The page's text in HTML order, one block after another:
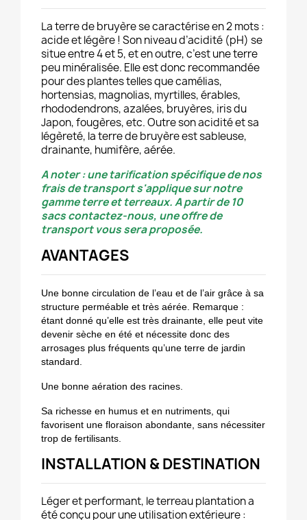
La terre de bruyère se caractérise en 2 mots :
acide et légère ! Son niveau d’acidité (pH) se
situe entre 4 et 5, et en outre, c’est une terre
peu minéralisée. Elle est donc recommandée
pour des plantes telles que camélias,
hortensias, magnolias, myrtilles, érables,
rhododendrons, azalées, bruyères, iris du
Japon, fougères, etc. Outre son acidité et sa
légèreté, la terre de bruyère est sableuse,
drainante, humifère, aérée.
A noter : une tarification spécifique de nos
frais de transport s'applique sur notre
gamme terre et terreaux.A partir de 10
sacs contactez-nous, une offre de
transport vous sera proposée.
AVANTAGES
Une bonne circulation de l’eau et de l’air grâce à sa
structure perméable et très aérée. Remarque :
étant donné qu’elle est très drainante, elle peut vite
devenir sèche en été et nécessite donc des
arrosages plus fréquents qu’une terre de jardin
standard.
Une bonne aération des racines.
Sa richesse en humus et en nutriments, qui
favorisent une floraison abondante, sans nécessiter
trop de fertilisants.
INSTALLATION & DESTINATION
Léger et performant, le terreau plantation a
été conçu pour une utilisation extérieure :